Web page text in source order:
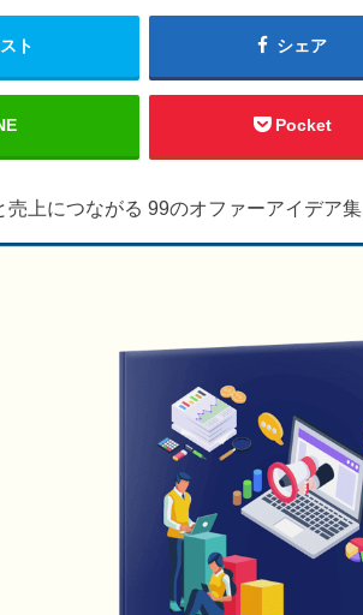
ト シェア
Pocket
売上につながる 99のオファーアイデア集